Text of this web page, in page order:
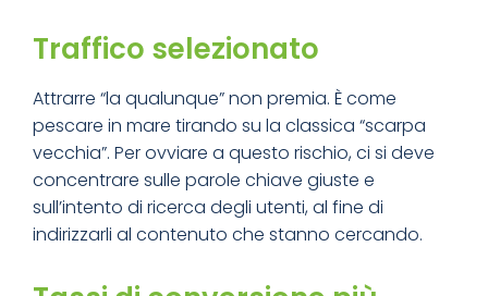
Traffico selezionato
Attrarre “la qualunque” non premia. È come
pescare in mare tirando su la classica “scarpa
vecchia”. Per ovviare a questo rischio, ci si deve
concentrare sulle parole chiave giuste e
sull’intento di ricerca degli utenti, al fine di
indirizzarli al contenuto che stanno cercando.